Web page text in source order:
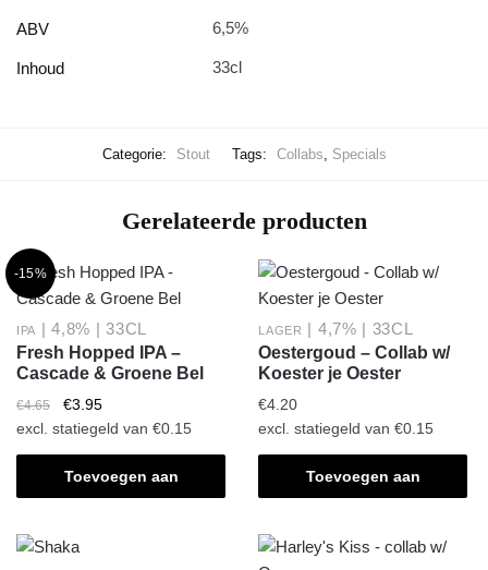
ABV 6,5%
Inhoud 33cl
Categorie: Stout Tags: Collabs, Specials
Gerelateerde producten
-15%
IPA | 4,8% | 33CL
Fresh Hopped IPA –
Cascade & Groene Bel
€4.65
Oorspronkelijke
prijs
was:
€4.65.
€3.95Huidige
prijs
is:
€3.95.
excl. statiegeld van €0.15
Toevoegen aan
LAGER | 4,7% | 33CL
Oestergoud – Collab w/
Koester je Oester
€4.20
excl. statiegeld van€0.15
Toevoegen aan